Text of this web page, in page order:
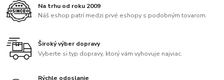
Na trhu od roku 2009
Náš eshop patrí medzi prvé eshopy s podobným tovarom.
Široký výber dopravy
Vyberte si typ dopravy, ktorý vám vyhovuje najviac.
Rýchle odoslanie